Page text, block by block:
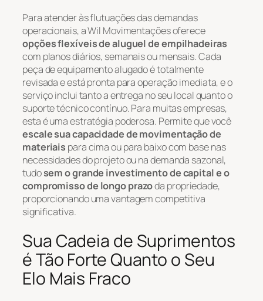
Para atender às flutuações das demandas
operacionais, a Wil Movimentações oferece
opções flexíveis de aluguel de empilhadeiras
com planos diários, semanais ou mensais. Cada
peça de equipamento alugado é totalmente
revisada e está pronta para operação imediata, e o
serviço inclui tanto a entrega no seu local quanto o
suporte técnico contínuo. Para muitas empresas,
esta é uma estratégia poderosa. Permite que você
escale sua capacidade de movimentação de
materiais para cima ou para baixo com base nas
necessidades do projeto ou na demanda sazonal,
tudosem o grande investimento de capital e o
compromisso de longo prazoda propriedade,
proporcionando uma vantagem competitiva
significativa.
Sua Cadeia de Suprimentos
é Tão Forte Quanto o Seu
Elo Mais Fraco